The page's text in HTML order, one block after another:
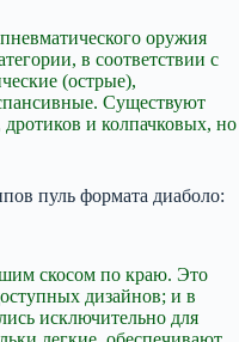
оружия
в соответствии с
(острые),
Существуют
и колпачковых, но
пуль формата диаболо:
скосом по краю. Это
дизайнов; и в
исключительно для